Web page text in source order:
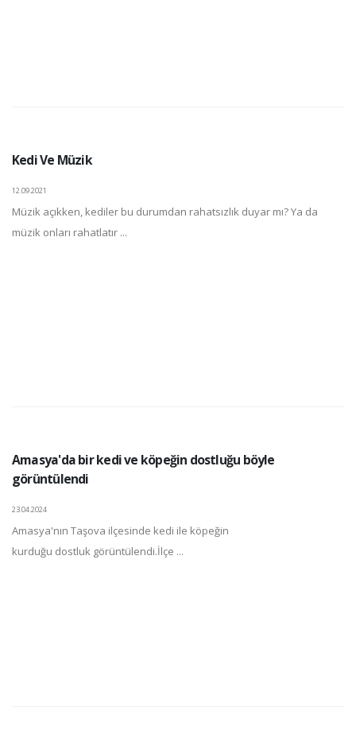
Kedi Ve Müzik
12.09.2021
Müzik açıkken, kediler bu durumdan rahatsızlık duyar mı? Ya da
müzik onları rahatlatır ...
Amasya'da bir kedi ve köpeğin dostluğu böyle
görüntülendi
23.04.2024
Amasya'nın Taşova ilçesinde kedi ile köpeğin
kurduğu dostluk görüntülendi.İlçe ...